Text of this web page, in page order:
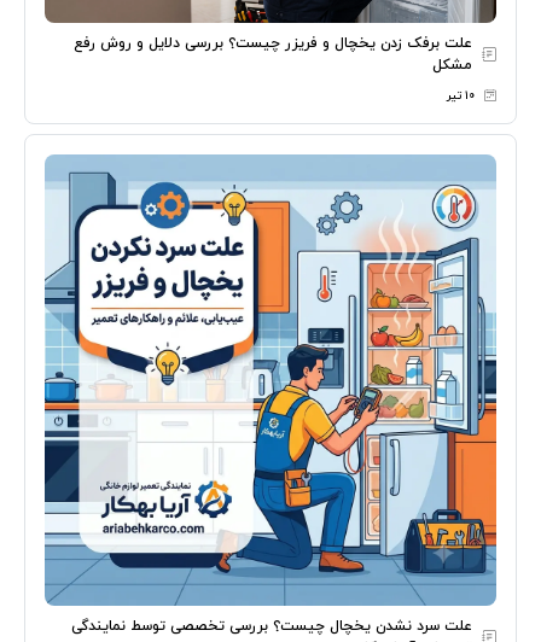
علت برفک زدن یخچال و فریزر چیست؟ بررسی دلایل و روش رفع
مشکل
۱۰ تیر
علت سرد نشدن یخچال چیست؟ بررسی تخصصی توسط نمایندگی